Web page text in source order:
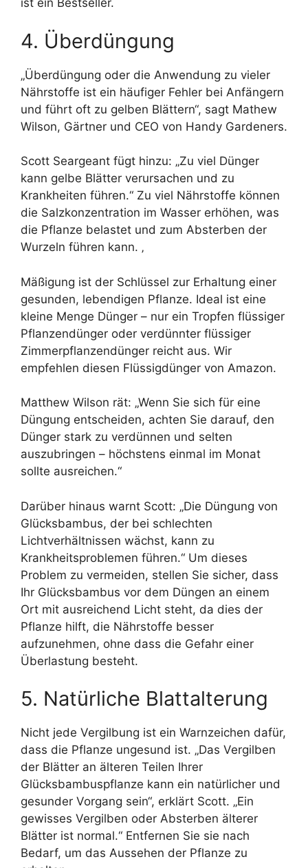
ist ein Bestseller.
4. Überdüngung
„Überdüngung oder die Anwendung zu vieler
Nährstoffe ist ein häufiger Fehler bei Anfängern
und führt oft zu gelben Blättern“, sagt Mathew
Wilson, Gärtner und CEO von Handy Gardeners.
Scott Seargeant fügt hinzu: „Zu viel Dünger
kann gelbe Blätter verursachen und zu
Krankheiten führen.“ Zu viel Nährstoffe können
die Salzkonzentration im Wasser erhöhen, was
die Pflanze belastet und zum Absterben der
Wurzeln führen kann. ‚
Mäßigung ist der Schlüssel zur Erhaltung einer
gesunden, lebendigen Pflanze. Ideal ist eine
kleine Menge Dünger – nur ein Tropfen flüssiger
Pflanzendünger oder verdünnter flüssiger
Zimmerpflanzendünger reicht aus. Wir
empfehlen diesen Flüssigdünger von Amazon.
Matthew Wilson rät: „Wenn Sie sich für eine
Düngung entscheiden, achten Sie darauf, den
Dünger stark zu verdünnen und selten
auszubringen – höchstens einmal im Monat
sollte ausreichen.“
Darüber hinaus warnt Scott: „Die Düngung von
Glücksbambus, der bei schlechten
Lichtverhältnissen wächst, kann zu
Krankheitsproblemen führen.“ Um dieses
Problem zu vermeiden, stellen Sie sicher, dass
Ihr Glücksbambus vor dem Düngen an einem
Ort mit ausreichend Licht steht, da dies der
Pflanze hilft, die Nährstoffe besser
aufzunehmen, ohne dass die Gefahr einer
Überlastung besteht.
5. Natürliche Blattalterung
Nicht jede Vergilbung ist ein Warnzeichen dafür,
dass die Pflanze ungesund ist. „Das Vergilben
der Blätter an älteren Teilen Ihrer
Glücksbambuspflanze kann ein natürlicher und
gesunder Vorgang sein“, erklärt Scott. „Ein
gewisses Vergilben oder Absterben älterer
Blätter ist normal.“ Entfernen Sie sie nach
Bedarf, um das Aussehen der Pflanze zu